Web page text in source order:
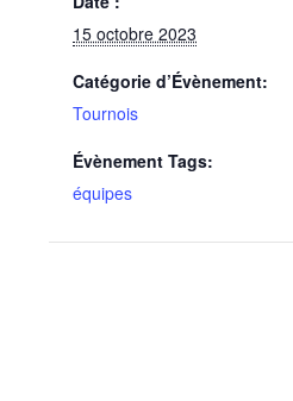
15 octobre 2023
Catégorie d’Évènement:
Tournois
Évènement Tags:
équipes